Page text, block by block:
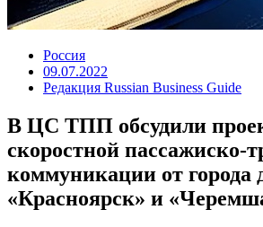
Россия
09.07.2022
Редакция Russian Business Guide
В ЦС ТПП обсудили
скоростной пассажиско-
коммуникации от города
«Красноярск» и